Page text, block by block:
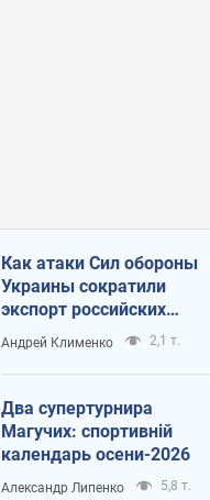
Как атаки Сил обороны
Украины сократили
экспорт российских
нефтепродуктов
Андрей Клименко 2,1 т.
Два супертурнира
Магучих: спортивній
календарь осени-2026
Александр Липенко 5,8 т.